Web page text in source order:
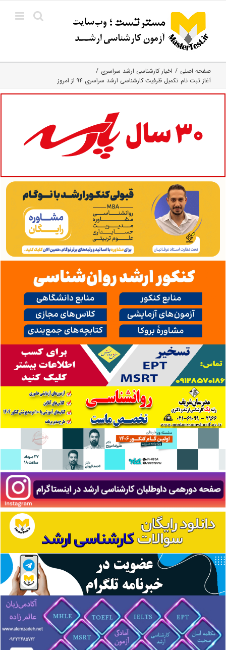
content
صفحه اصلی
اخبار کارشناسی ارشد سراسری
آغاز ثبت نام تکمیل ظرفیت کارشناسی ارشد سراسری ۹۴ از امروز